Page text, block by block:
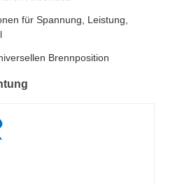
für Spannung, Leistung,
Brennposition